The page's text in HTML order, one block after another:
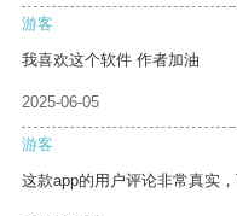
游客
我喜欢这个软件 作者加油
2025-06-05
游客
这款app的用户评论非常真实